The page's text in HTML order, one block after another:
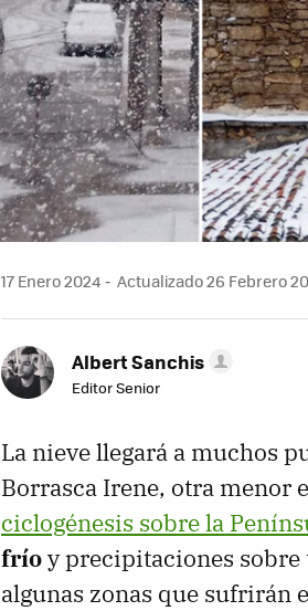
17 Enero 2024 Actualizado 26 Febrero
Albert Sanchis
Editor Senior
La nieve llegará a muchos
Borrasca Irene, otra menor
ciclogénesis sobre la
fríoy precipitaciones sobre
algunas zonas que sufrirán